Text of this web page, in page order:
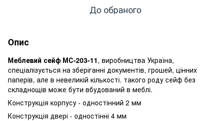
До обраного
Опис
Меблевий сейф МС-203-11, виробництва Україна,
спеціалізується на зберіганні документів, грошей, цінних
паперів, але в невеликій кількості. такого роду сейф без
складнощів може бути вбудований в меблі.
Конструкція корпусу - одностінний 2 мм
Конструкція двері - одностінні 4 мм